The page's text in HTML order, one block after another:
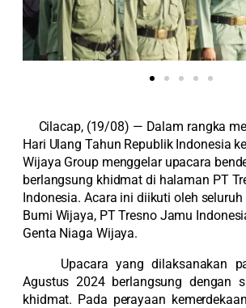
Cilacap, (19/08) — Dalam rangka
Hari Ulang Tahun Republik Indonesia
Wijaya Group menggelar upacara
berlangsung khidmat di halaman PT
Indonesia. Acara ini diikuti oleh
Bumi Wijaya, PT Tresno Jamu
Genta Niaga Wijaya.
Upacara yang dilaksanakan
Agustus 2024 berlangsung dengan
khidmat. Pada perayaan